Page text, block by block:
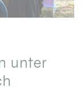
unter